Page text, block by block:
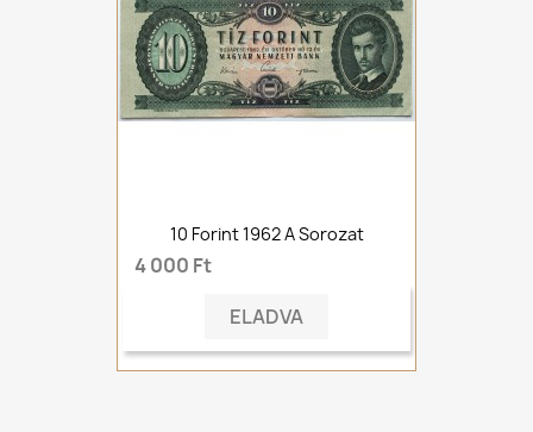
10 Forint 1962 A Sorozat
4 000 Ft
ELADVA